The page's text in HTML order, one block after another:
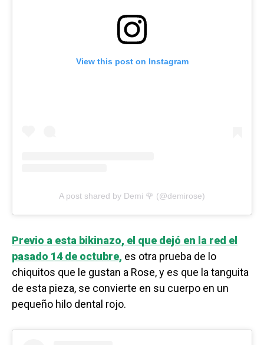
View this post on Instagram
A post shared by Demi 🌹 (@demirose)
Previo a esta bikinazo, el que dejó en la red el
pasado 14 de octubre, es otra prueba de lo
chiquitos que le gustan a Rose, y es que la tanguita
de esta pieza, se convierte en su cuerpo en un
pequeño hilo dental rojo.